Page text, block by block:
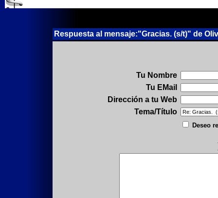
Respuesta al mensaje:"Gracias. (s/t)" de
Tu Nombre
Tu EMail
Dirección a tu Web
Tema/Título
Deseo